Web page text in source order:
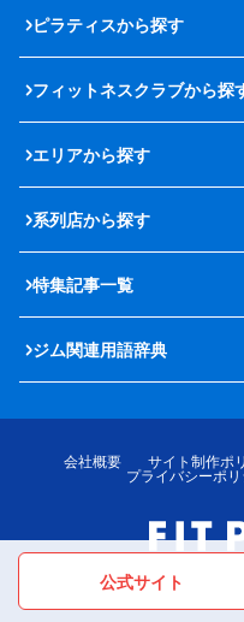
公式サイト
ピラティスから探す
フィットネスクラブから探
エリアから探す
系列店から探す
特集記事一覧
ジム関連用語辞典
会社概要 サイト制作ポ
プライバシーポリ
© LOTTE